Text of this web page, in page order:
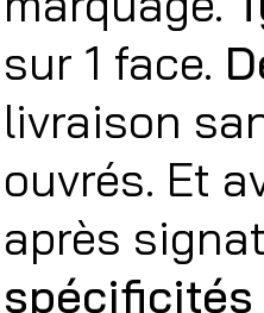
sur 1 face.
livraison
ouvrés. Et
après
spécificités